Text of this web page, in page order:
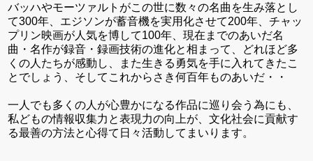
バッハやモーツァルトがこの世に数々の名曲を生み落とし
て300年、エジソンが蓄音機を実用化させて200年、チャッ
プリン映画が人気を博して100年、現在までのあいだ名
曲・名作が録音・録画技術の進化と相まって、どれほど多
くの人たちが感動し、また生きる勇気を手に入れてきたこ
とでしょう、そしてこれからさき何百年ものあいだ・・
一人でも多くの人が心豊かになる作品に巡り会う為にも、
私どもの情報収集力と表現力の向上が、文化社会に貢献す
る最善の方法と心得て日々活動してまいります。